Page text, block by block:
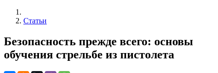
Статьи
Безопасность прежде всего: основы
обучения стрельбе из пистолета